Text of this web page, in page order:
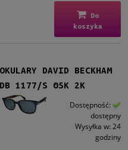
Do
koszyka
OKULARY DAVID BECKHAM
DB 1177/S 05K 2K
Dostępność:
dostępny
Wysyłka w: 24
godziny